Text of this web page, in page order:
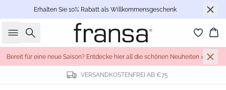
Erhalten Sie 10% Rabatt als Willkommensgeschenk
Suche
Bereit für eine neue Saison? Entdecke hier all die schönen Neuheiten >
VERSANDKOSTENFREI AB €75